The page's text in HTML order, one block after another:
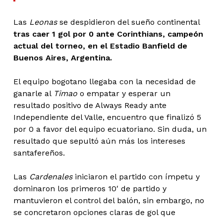
Las Leonasse despidieron del sueño continental
tras caer 1 gol por 0 ante Corinthians, campeón
actual del torneo, en el Estadio Banfield de
Buenos Aires, Argentina.
El equipo bogotano llegaba con la necesidad de
ganarle al Timaoo empatar y esperar un
resultado positivo de Always Ready ante
Independiente del Valle, encuentro que finalizó 5
por 0 a favor del equipo ecuatoriano. Sin duda, un
resultado que sepultó aún más los intereses
santafereños.
Las Cardenalesiniciaron el partido con ímpetu y
dominaron los primeros 10′ de partido y
mantuvieron el control del balón, sin embargo, no
se concretaron opciones claras de gol que